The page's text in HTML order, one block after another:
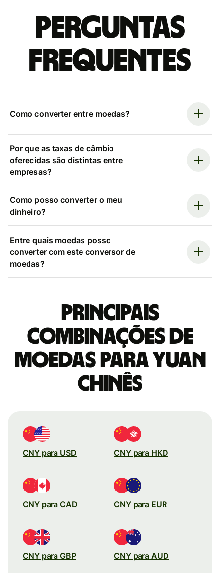
Perguntas
frequentes
Como converter entre moedas?
Por que as taxas de câmbio
oferecidas são distintas entre
empresas?
Como posso converter o meu
dinheiro?
Entre quais moedas posso
converter com este conversor de
moedas?
Principais
combinações de
moedas para Yuan
chinês
CNY para USD CNY para HKD
CNY para CAD CNY para EUR
CNY para GBP CNY para AUD